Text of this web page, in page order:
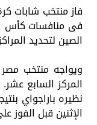
فى منافسات كأس
الصين لتحديد المراكز من 17
ويواجه منتخب مصر
المركز السابع
الإثنين قبل الفوز علي